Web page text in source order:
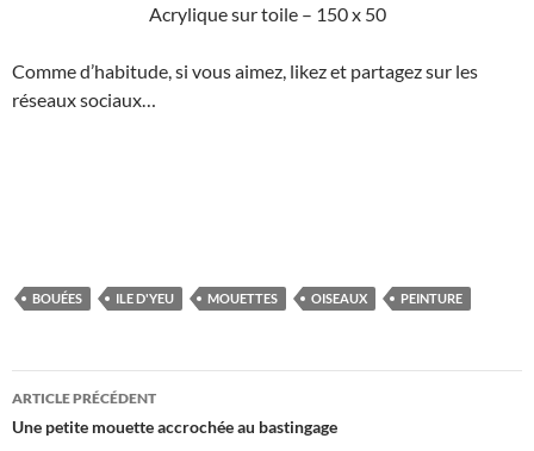
Acrylique sur toile – 150 x 50
Comme d’habitude, si vous aimez, likez et partagez sur les
réseaux sociaux…
BOUÉES ILE D'YEU MOUETTES OISEAUX PEINTURE
Navigation
des
ARTICLE PRÉCÉDENT
Une petite mouette accrochée au bastingage